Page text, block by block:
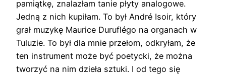
pamiątkę, znalazłam tanie płyty analogowe.
Jedną z nich kupiłam. To był André Isoir, który
grał muzykę Maurice Duruflégo na organach w
Tuluzie. To był dla mnie przełom, odkryłam, że
ten instrument może być poetycki, że można
tworzyć na nim dzieła sztuki. I od tego się